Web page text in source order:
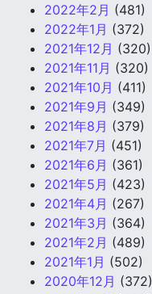
2022年2月 (481)
2022年1月 (372)
2021年12月 (320)
2021年11月 (320)
2021年10月 (411)
2021年9月 (349)
2021年8月 (379)
2021年7月 (451)
2021年6月 (361)
2021年5月 (423)
2021年4月 (267)
2021年3月 (364)
2021年2月 (489)
2021年1月 (502)
2020年12月 (372)